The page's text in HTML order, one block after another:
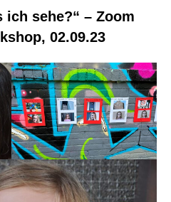
ich sehe?“ – Zoom
02.09.23